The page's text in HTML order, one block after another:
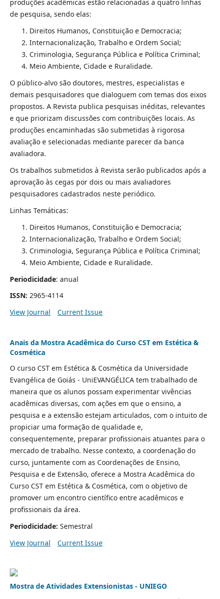
produções acadêmicas estão relacionadas a quatro linhas
de pesquisa, sendo elas:
Direitos Humanos, Constituição e Democracia;
Internacionalização, Trabalho e Ordem Social;
Criminologia, Segurança Pública e Política Criminal;
Meio Ambiente, Cidade e Ruralidade.
O público-alvo são doutores, mestres, especialistas e
demais pesquisadores que dialoguem com temas dos eixos
propostos. A Revista publica pesquisas inéditas, relevantes
e que priorizam discussões com contribuições locais. As
produções encaminhadas são submetidas à rigorosa
avaliação e selecionadas mediante parecer da banca
avaliadora.
Os trabalhos submetidos à Revista serão publicados após a
aprovação às cegas por dois ou mais avaliadores
pesquisadores cadastrados neste periódico.
Linhas Temáticas:
Direitos Humanos, Constituição e Democracia;
Internacionalização, Trabalho e Ordem Social;
Criminologia, Segurança Pública e Política Criminal;
Meio Ambiente, Cidade e Ruralidade.
Periodicidade: anual
ISSN: 2965-4114
View Journal
Current Issue
Anais da Mostra Acadêmica do Curso CST em Estética &
Cosmética
O curso CST em Estética & Cosmética da Universidade
Evangélica de Goiás - UniEVANGÉLICA tem trabalhado de
maneira que os alunos possam experimentar vivências
acadêmicas diversas, com ações em que o ensino, a
pesquisa e a extensão estejam articulados, com o intuito de
propiciar uma formação de qualidade e,
consequentemente, preparar profissionais atuantes para o
mercado de trabalho. Nesse contexto, a coordenação do
curso, juntamente com as Coordenações de Ensino,
Pesquisa e de Extensão, oferece a Mostra Acadêmica do
Curso CST em Estética & Cosmética, com o objetivo de
promover um encontro científico entre acadêmicos e
profissionais da área.
Periodicidade: Semestral
View Journal
Current Issue
Mostra de Atividades Extensionistas - UNIEGO